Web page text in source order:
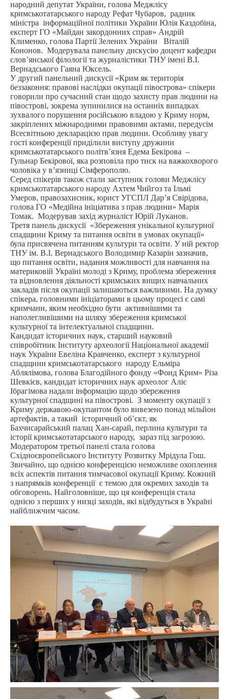
народний депутат України, голова Меджлісу
кримськотатарського народу Рефат Чубаров, радник
міністра інформаційної політики України Юлія Каздобіна,
експерт ГО «Майдан закордонних справ» Андрій
Клименко, голова Партії Зелених України Віталій
Кононов. Модерувала панельну дискусію доцент кафедри
слов’янської філології та журналістики ТНУ імені В.І.
Вернадського Гаяна Юксель.
У другий панельний дискусії «Крим як територія
беззаконня: правові наслідки окупації півострова» спікери
говорили про сучасний стан щодо захисту прав людини на
півострові, зокрема зупинилися на останніх випадках
зухвалого порушення російською владою у Криму норм,
закріплених міжнародними правовими актами, передусім
Всесвітньою декларацією прав людини. Особливу увагу
гості конференції приділили виступу дружини
кримськотатарського політв’язня Едема Бекірова –
Гульнар Бекірової, яка розповіла про тиск на важкохворого
чоловіка у в’язниці Сімферополю.
Серед спікерів також стали заступник голови Меджлісу
кримськотатарського народу Ахтем Чийгоз та Ільмі
Умеров, правозахисник, юрист УГСПЛ Дар’я Свірідова,
голова ГО «Медійна ініціатива з прав людини» Марія
Томак. Модерував захід журналіст Юрій Луканов.
Третя панель дискусії «Збереження унікальної культурної
спадщини Криму та питання освіти в умовах окупації»
була присвячена питанням культури та освіти. У ній ректор
ТНУ ім. В.І. Вернадського Володимир Казарін зазначив,
що питання освіти, надання можливості для навчання на
материковій Україні молоді з Криму, проблема збереження
та відновлення діяльності кримських вищих навчальних
закладів після окупації залишаються важливими. На думку
спікера, головними ініціаторами в цьому процесі є самі
кримчани, яким необхідно бути активнішими та
наполегливішими на шляху збереження кримської
культурної та інтелектуальної спадщини.
Кандидат історичних наук, старший науковий
співробітник Інституту археології Національної академії
наук України Евеліна Кравченко, експерт з культурної
спадщини кримськотатарського народу Ельміра
Аблялімова, голова Благодійного фонду «Фонд Крим» Різа
Шевкієв, кандидат історичних наук археолог Аліє
Ібрагімова надали інформацію щодо збереження
культурної спадщині на півострові. З моменту окупації з
Криму державою-окупантом було вивезено понад мільйон
артефактів, а такий історичний об’єкт, як
Бахчисарайський палац Хан-сарай, перлина культури та
історії кримськотатарського народу, зараз під загрозою.
Модератором третьої панелі стала голова
Східноєвропейського Інституту Розвитку Мрідула Гош.
Звичайно, що однією конференцією неможливе охоплення
всіх аспектів питання тимчасової окупації Криму. Кожний
з напрямків конференції є темою для окремих заходів та
обговорень. Найголовніше, що ця конференція стала
однією з перших у низці заходів, які відбудуться в Україні
найближчим часом.